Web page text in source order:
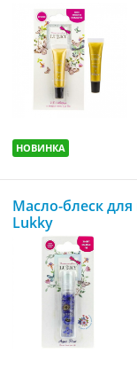
НОВИНКА
Масло-блеск
Lukky